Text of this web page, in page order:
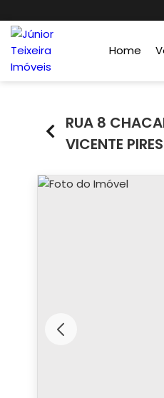
Home
RUA 8
VICENTE PIRES